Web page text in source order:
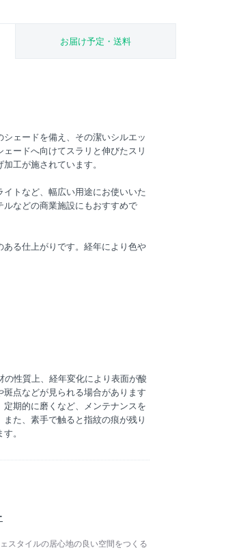
お届け予定・送料
ェードを備え、その潔いシルエッ
ードへ向けてスラリと伸びたスリ
工が施されています。
トなど、幅広い用途にお使いいた
などの商業施設にもおすすめで
ある仕上がりです。経年により色や
性質上、経年変化により表面が酸
点などが見られる場合があります
期的に磨くなど、メンテナンスを
た、素手で触ると指紋の痕が残り
。
スタイルの居心地の良い空間をつくる